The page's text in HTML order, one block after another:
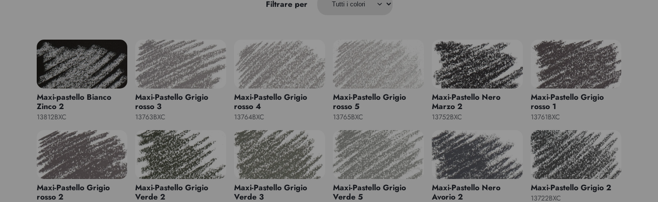
Filtrare per
Maxi-pastello Bianco
Zinco 2
13812BXC
Maxi-Pastello Grigio
rosso 3
13763BXC
Maxi-Pastello Grigio
rosso 4
13764BXC
Maxi-Pastello Grigio
rosso 5
13765BXC
Maxi-Pastello Nero
Marzo 2
13752BXC
Maxi-Pastello Grigio
rosso 1
13761BXC
Maxi-Pastello Grigio
rosso 2
Maxi-Pastello Grigio
Verde 2
Maxi-Pastello Grigio
Verde 3
Maxi-Pastello Grigio
Verde 5
Maxi-Pastello Nero
Avorio 2
Maxi-Pastello Grigio 2
13722BXC